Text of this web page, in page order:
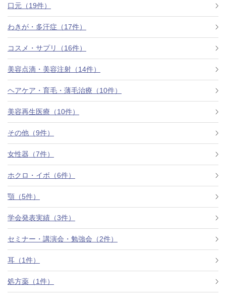
お悩みで探す
医師紹介
アクセス
西梅田から徒歩2分
ついて
よくあるご質問
美容ブログ
口元（19件）
わきが・多汗症（17件）
コスメ・サプリ（16件）
美容点滴・美容注射（14件）
ヘアケア・育毛・薄毛治療（10件）
美容再生医療（10件）
その他（9件）
女性器（7件）
ホクロ・イボ（6件）
顎（5件）
学会発表実績（3件）
セミナー・講演会・勉強会（2件）
耳（1件）
処方薬（1件）